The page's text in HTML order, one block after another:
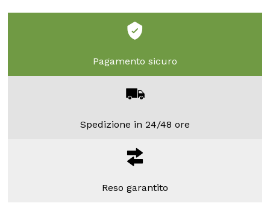
Pagamento sicuro
Spedizione in 24/48 ore
Reso garantito